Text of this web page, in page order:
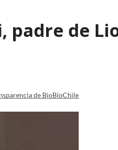
padre de
de BioBioChile